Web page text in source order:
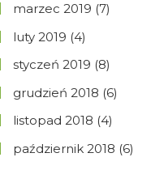
marzec 2019 (7)
luty 2019 (4)
styczeń 2019 (8)
grudzień 2018 (6)
listopad 2018 (4)
październik 2018 (6)